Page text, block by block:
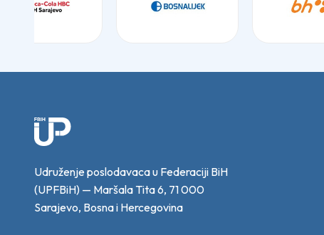
Udruženje poslodavaca u Federaciji BiH
(UPFBiH) — Maršala Tita 6, 71 000
Sarajevo, Bosna i Hercegovina